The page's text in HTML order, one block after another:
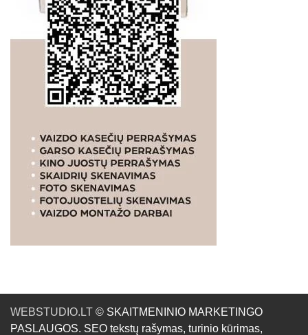
WEBSTUDIO.LT © SKAITMENINIO MARKETINGO
PASLAUGOS. SEO tekstų rašymas, turinio kūrimas,